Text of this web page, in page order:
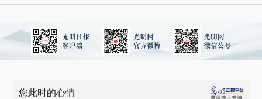
您此时的心情